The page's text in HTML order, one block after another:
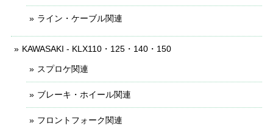
ライン・ケーブル関連
KAWASAKI - KLX110・125・140・150
スプロケ関連
ブレーキ・ホイール関連
フロントフォーク関連